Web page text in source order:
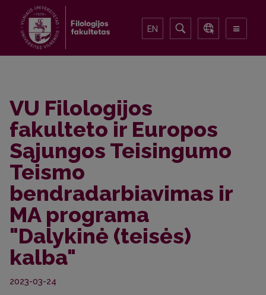
EN
VU Filologijos
fakulteto ir Europos
Sąjungos Teisingumo
Teismo
bendradarbiavimas ir
MA programa
"Dalykinė (teisės)
kalba"
2023-03-24